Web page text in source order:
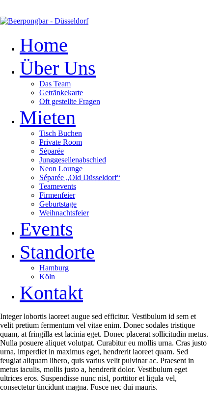
Home
Über Uns
Das Team
Getränkekarte
Oft gestellte Fragen
Mieten
Tisch Buchen
Private Room
Séparée
Junggesellenabschied
Neon Lounge
Séparée „Old Düsseldorf“
Teamevents
Firmenfeier
Geburtstage
Weihnachtsfeier
Events
Standorte
Hamburg
Köln
Kontakt
Integer lobortis laoreet augue sed efficitur. Vestibulum id sem et
velit pretium fermentum vel vitae enim. Donec sodales tristique
quam, at fringilla est lacinia eget. Donec placerat sollicitudin metus.
Nulla posuere aliquet volutpat. Curabitur eu mollis urna. Cras justo
urna, imperdiet in maximus eget, hendrerit laoreet quam. Sed
feugiat aliquam libero, quis varius velit pulvinar ac. Praesent in
metus iaculis, mollis justo a, hendrerit dolor. Vestibulum eget
ultrices eros. Suspendisse nunc nisl, porttitor et ligula vel,
consectetur tincidunt magna. Fusce nec dui mauris.